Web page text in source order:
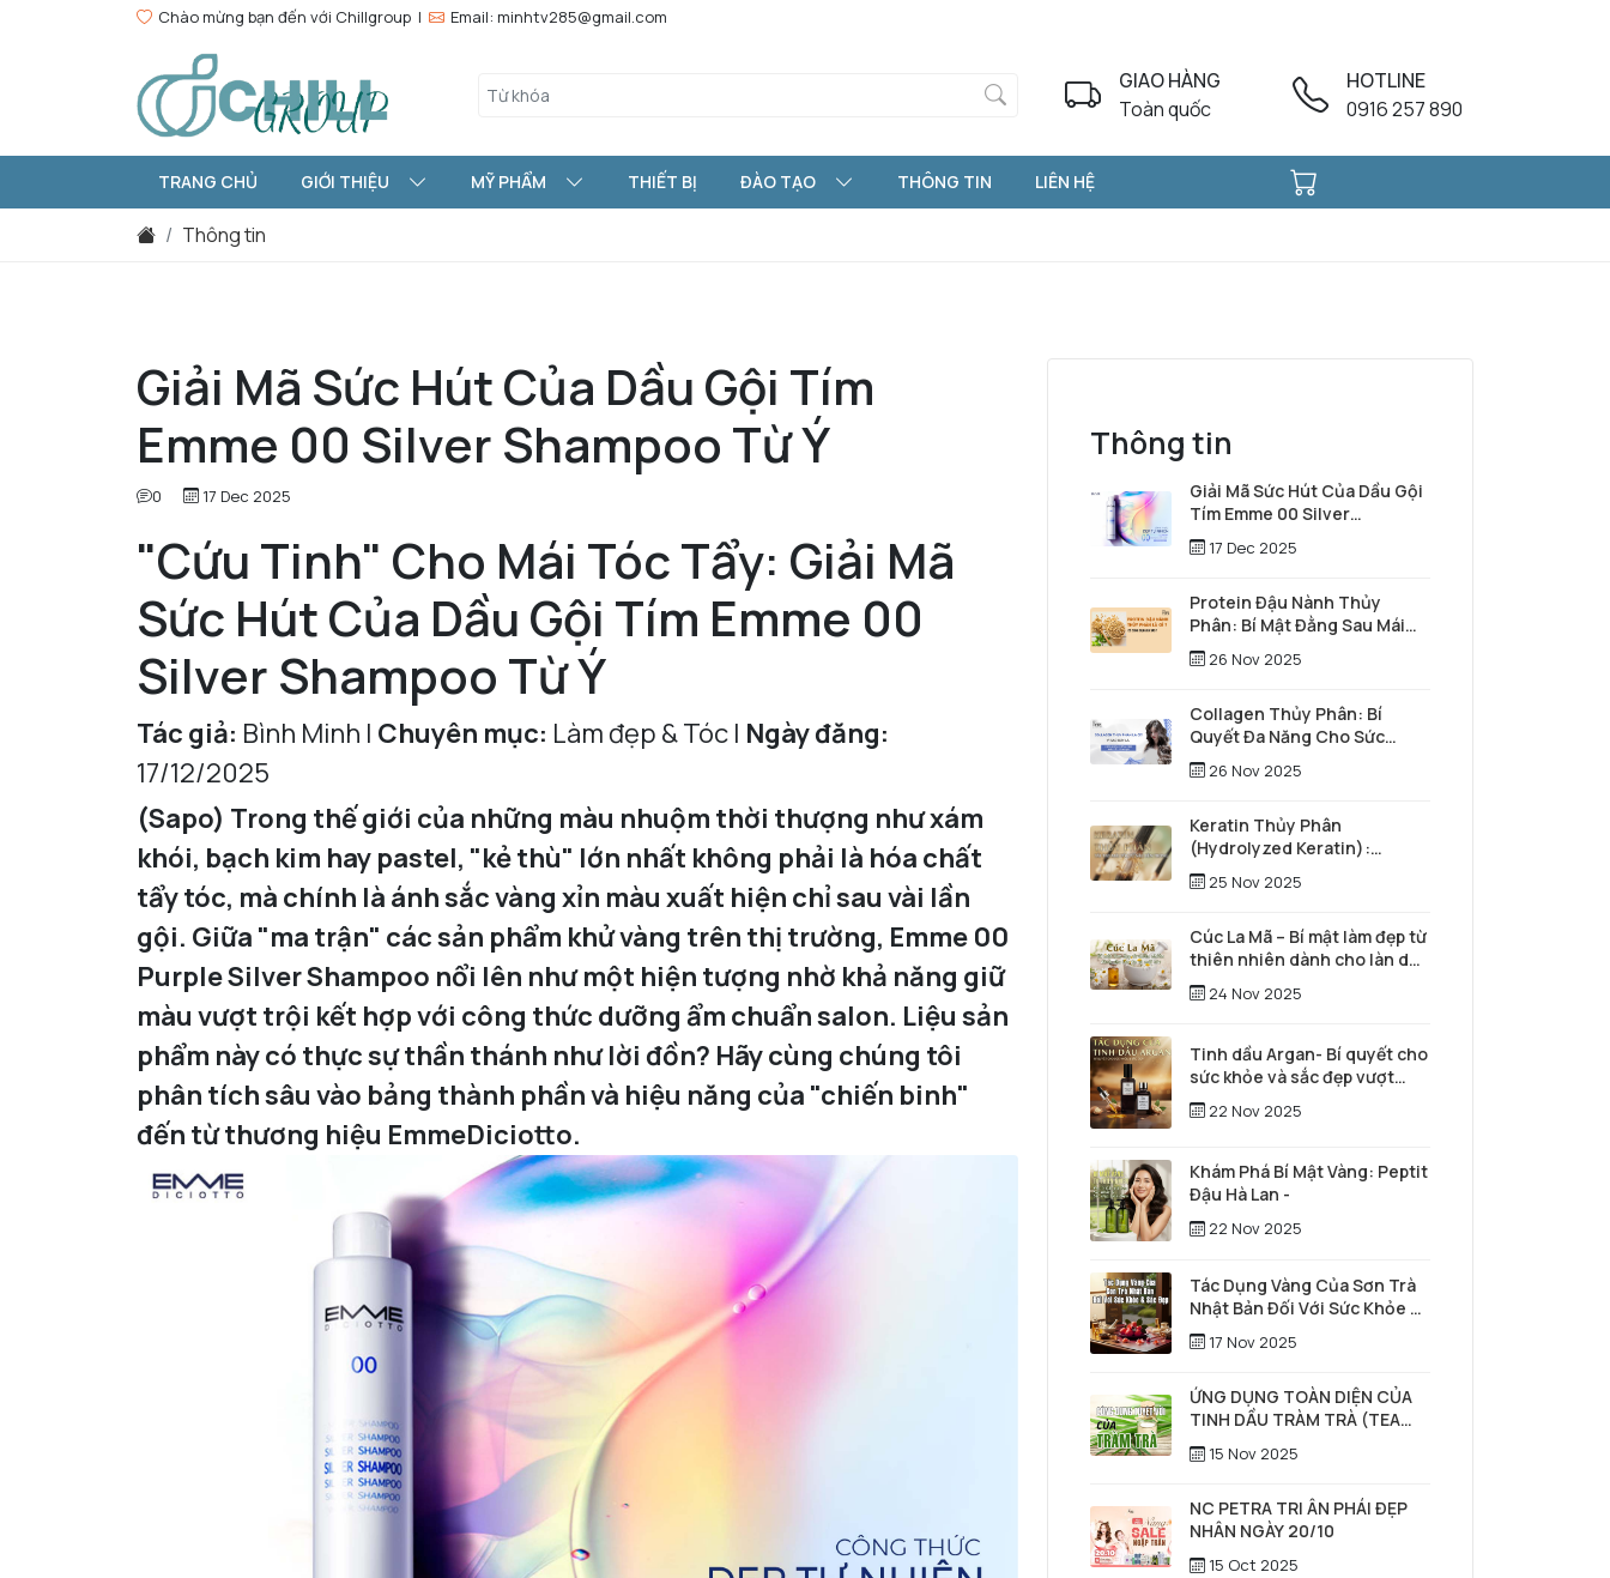
Chào mừng bạn đến với Chillgroup | Email: minhtv285@gmail.com
GIAO HÀNG
Toàn quốc
HOTLINE
0916 257 890
TRANG CHỦ GIỚI THIỆU MỸ PHẨM THIẾT BỊ ĐÀO TẠO THÔNG TIN LIÊN HỆ
Thông tin
Giải Mã Sức Hút Của Dầu Gội Tím
Emme 00 Silver Shampoo Từ Ý
0 17 Dec 2025
"Cứu Tinh" Cho Mái Tóc Tẩy: Giải Mã
Sức Hút Của Dầu Gội Tím Emme 00
Silver Shampoo Từ Ý
Tác giả: Bình Minh | Chuyên mục: Làm đẹp & Tóc | Ngày đăng:
17/12/2025
(Sapo) Trong thế giới của những màu nhuộm thời thượng như xám
khói, bạch kim hay pastel, "kẻ thù" lớn nhất không phải là hóa chất
tẩy tóc, mà chính là ánh sắc vàng xỉn màu xuất hiện chỉ sau vài lần
gội. Giữa "ma trận" các sản phẩm khử vàng trên thị trường, Emme 00
Purple Silver Shampoo nổi lên như một hiện tượng nhờ khả năng giữ
màu vượt trội kết hợp với công thức dưỡng ẩm chuẩn salon. Liệu sản
phẩm này có thực sự thần thánh như lời đồn? Hãy cùng chúng tôi
phân tích sâu vào bảng thành phần và hiệu năng của "chiến binh"
đến từ thương hiệu EmmeDiciotto.
Thông tin
Giải Mã Sức Hút Của Dầu Gội
Tím Emme 00 Silver
Shampoo Từ Ý
17 Dec 2025
Protein Đậu Nành Thủy
Phân: Bí Mật Đằng Sau Mái
Tóc Óng Mượt Và Làn Da Trẻ
Trung
26 Nov 2025
Collagen Thủy Phân: Bí
Quyết Đa Năng Cho Sức
Khỏe Toàn Diện và Vẻ Đẹp
Vượt Thời Gian
26 Nov 2025
Keratin Thủy Phân
(Hydrolyzed Keratin):
"Người hùng thầm lặng" tái
tạo mái tóc từ sâu bên trong
25 Nov 2025
Cúc La Mã – Bí mật làm đẹp từ
thiên nhiên dành cho làn da
và mái tóc
24 Nov 2025
Tinh dầu Argan- Bí quyết cho
sức khỏe và sắc đẹp vượt
thời gian
22 Nov 2025
Khám Phá Bí Mật Vàng: Peptit
Đậu Hà Lan -
22 Nov 2025
Tác Dụng Vàng Của Sơn Trà
Nhật Bản Đối Với Sức Khỏe &
Sắc Đẹp
17 Nov 2025
ỨNG DỤNG TOÀN DIỆN CỦA
TINH DẦU TRÀM TRÀ (TEA
TREE) TRONG SỨC KHỎE,
LÀM ĐẸP & CHĂM SÓC TÓC –
15 Nov 2025
NC PETRA TRI ÂN PHÁI ĐẸP
NHÂN NGÀY 20/10
15 Oct 2025